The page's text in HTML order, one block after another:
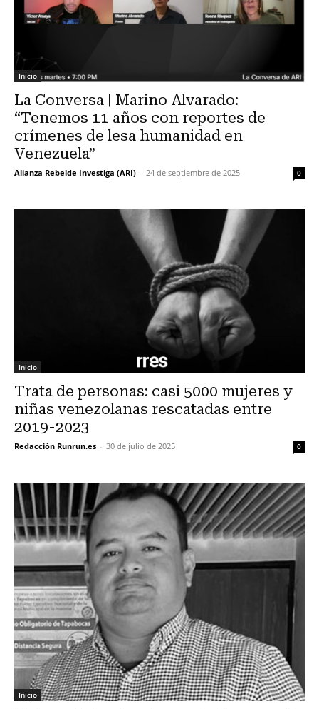
Inicio
La Conversa | Marino Alvarado:
“Tenemos 11 años con reportes de
crímenes de lesa humanidad en
Venezuela”
Alianza Rebelde Investiga (ARI) - 24 de septiembre de 2025 0
Inicio
Trata de personas: casi 5000 mujeres y
niñas venezolanas rescatadas entre
2019-2023
Redacción Runrun.es - 30 de julio de 2025 0
Inicio